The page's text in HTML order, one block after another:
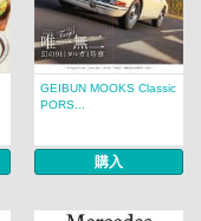
GEIBUN MOOKS Classic
PORS...
購入